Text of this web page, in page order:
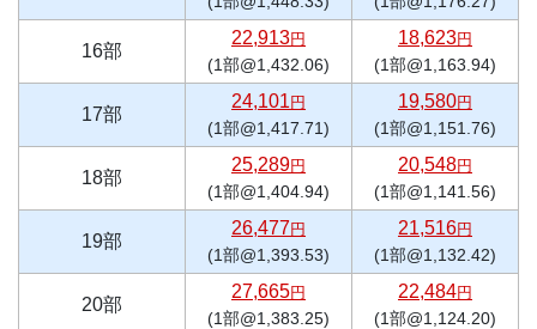
16部
22,913円
(1部@1,432.06)
18,623円
(1部@1,163.94)
17部
24,101 円
(1部@1,417.71)
19,580円
(1部@1,151.76)
18部
25,289円
(1部@1,404.94)
20,548円
(1部@1,141.56)
19部
26,477円
(1部@1,393.53)
21,516円
(1部@1,132.42)
20部
27,665円
(1部@1,383.25)
22,484円
(1部@1,124.20)